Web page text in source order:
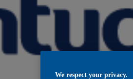
We respect your privacy.